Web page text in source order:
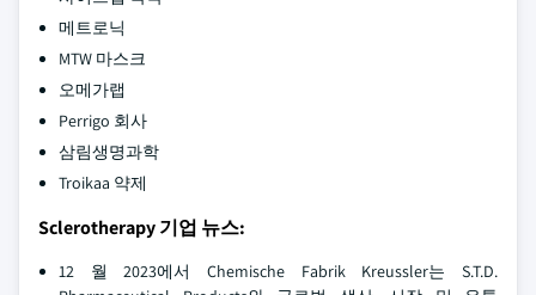
메트로닉
MTW 마스크
오메가랩
Perrigo 회사
삼림생명과학
Troikaa 약제
Sclerotherapy 기업 뉴스:
12 월 2023에서 Chemische Fabrik Kreussler는 S.T.D.